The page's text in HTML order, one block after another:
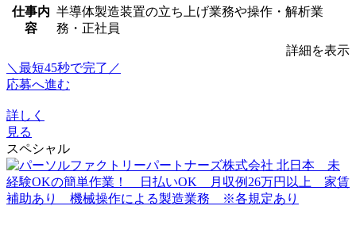
仕事内
容
半導体製造装置の立ち上げ業務や操作・解析業
務・正社員
詳細を表示
＼最短45秒で完了／
応募へ進む
詳しく
見る
スペシャル